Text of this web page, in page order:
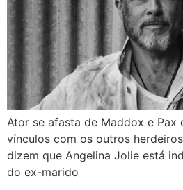
Ator se afasta de Maddox e Pax
vínculos com os outros
dizem que Angelina Jolie está
do ex-marido